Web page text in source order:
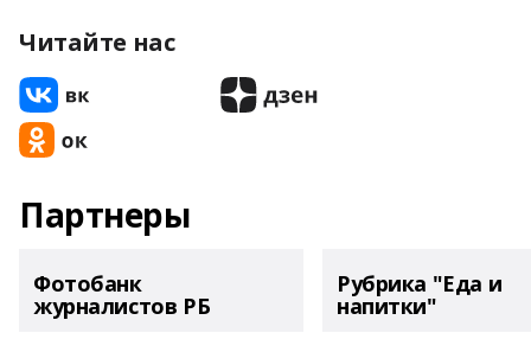
Читайте нас
Партнеры
Фотобанк
журналистов РБ
Рубрика "Еда и
напитки"